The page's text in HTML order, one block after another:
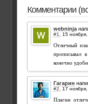
Комментарии
webninja
#1
Отличный
прописывал
конечно
Гагарин
#2
Плагин